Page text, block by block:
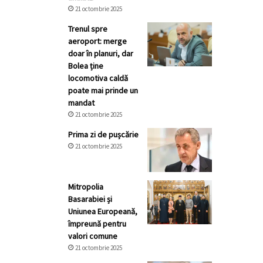
21 octombrie 2025
Trenul spre
aeroport: merge
doar în planuri, dar
Bolea ține
locomotiva caldă
poate mai prinde un
mandat
21 octombrie 2025
Prima zi de pușcărie
21 octombrie 2025
Mitropolia
Basarabiei și
Uniunea Europeană,
împreună pentru
valori comune
21 octombrie 2025